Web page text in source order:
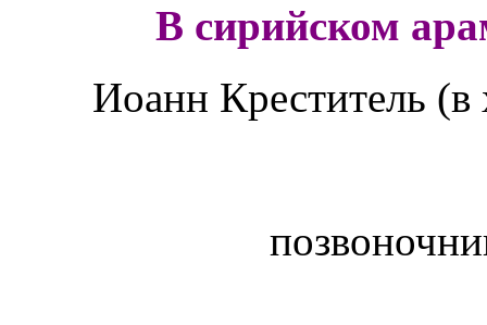
В сирийском
Иоанн Креститель (в